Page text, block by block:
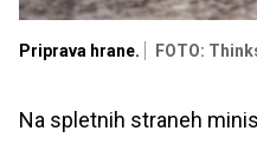
Priprava hrane. FOTO:
Na spletnih straneh